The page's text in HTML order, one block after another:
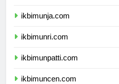
ikbimunja.com
ikbimunri.com
ikbimunpatti.com
ikbimuncen.com